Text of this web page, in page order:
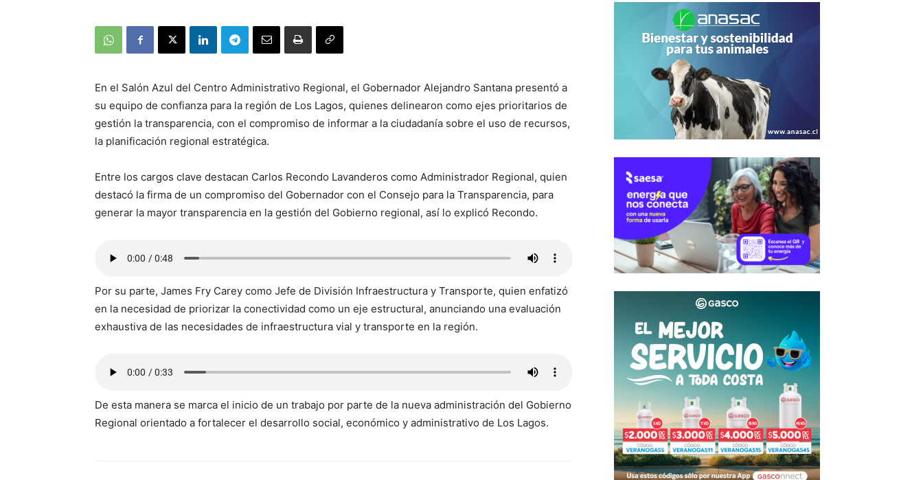
En el Salón Azul del Centro Administrativo Regional, el Gobernador Alejandro Santana presentó a
su equipo de confianza para la región de Los Lagos, quienes delinearon como ejes prioritarios de
gestión la transparencia, con el compromiso de informar a la ciudadanía sobre el uso de recursos,
la planificación regional estratégica.
Entre los cargos clave destacan Carlos Recondo Lavanderos como Administrador Regional, quien
destacó la firma de un compromiso del Gobernador con el Consejo para la Transparencia, para
generar la mayor transparencia en la gestión del Gobierno regional, así lo explicó Recondo.
Por su parte, James Fry Carey como Jefe de División Infraestructura y Transporte, quien enfatizó
en la necesidad de priorizar la conectividad como un eje estructural, anunciando una evaluación
exhaustiva de las necesidades de infraestructura vial y transporte en la región.
De esta manera se marca el inicio de un trabajo por parte de la nueva administración del Gobierno
Regional orientado a fortalecer el desarrollo social, económico y administrativo de Los Lagos.